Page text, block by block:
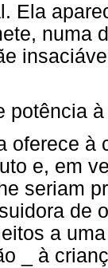
Ela
numa
potência
oferece à
e, em
seriam
de
a
_ à